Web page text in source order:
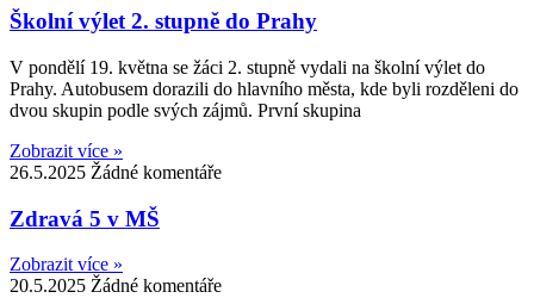
Školní výlet 2. stupně do Prahy
V pondělí 19. května se žáci 2. stupně vydali na školní výlet do
Prahy. Autobusem dorazili do hlavního města, kde byli rozděleni do
dvou skupin podle svých zájmů. První skupina
Zobrazit více »
26.5.2025 Žádné komentáře
Zdravá 5 v MŠ
Zobrazit více »
20.5.2025 Žádné komentáře